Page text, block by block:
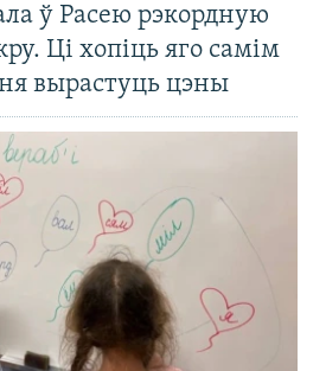
ў Расею рэкордную
Ці хопіць яго самім
ня вырастуць цэны